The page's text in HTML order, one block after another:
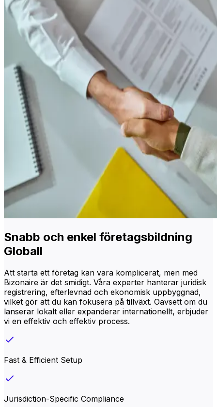
Snabb och enkel företagsbildning
Globall
Att starta ett företag kan vara komplicerat, men med
Bizonaire är det smidigt. Våra experter hanterar juridisk
registrering, efterlevnad och ekonomisk uppbyggnad,
vilket gör att du kan fokusera på tillväxt. Oavsett om du
lanserar lokalt eller expanderar internationellt, erbjuder
vi en effektiv och effektiv process.
Fast & Efficient Setup
Jurisdiction-Specific Compliance